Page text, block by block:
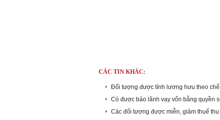
CÁC TIN KHÁC:
Đối tượng được tính lương hưu theo
Có được bảo lãnh vay vốn bằng quyền
Các đối tượng được miễn, giảm thuế